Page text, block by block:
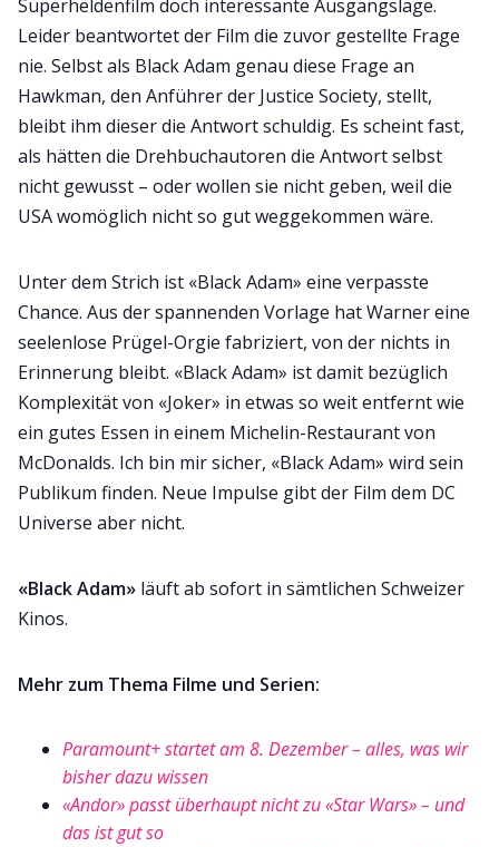
Superheldenfilm doch interessante Ausgangslage.
Leider beantwortet der Film die zuvor gestellte Frage
nie. Selbst als Black Adam genau diese Frage an
Hawkman, den Anführer der Justice Society, stellt,
bleibt ihm dieser die Antwort schuldig. Es scheint fast,
als hätten die Drehbuchautoren die Antwort selbst
nicht gewusst – oder wollen sie nicht geben, weil die
USA womöglich nicht so gut weggekommen wäre.
Unter dem Strich ist «Black Adam» eine verpasste
Chance. Aus der spannenden Vorlage hat Warner eine
seelenlose Prügel-Orgie fabriziert, von der nichts in
Erinnerung bleibt. «Black Adam» ist damit bezüglich
Komplexität von «Joker» in etwas so weit entfernt wie
ein gutes Essen in einem Michelin-Restaurant von
McDonalds. Ich bin mir sicher, «Black Adam» wird sein
Publikum finden. Neue Impulse gibt der Film dem DC
Universe aber nicht.
«Black Adam» läuft ab sofort in sämtlichen Schweizer
Kinos.
Mehr zum Thema Filme und Serien:
Paramount+ startet am 8. Dezember – alles, was wir
bisher dazu wissen
«Andor» passt überhaupt nicht zu «Star Wars» – und
das ist gut so